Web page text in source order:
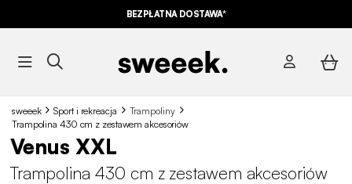
NA NASZE MEGA OFERTY Z KODEM
BEZPŁATNA DOSTAWA*
sweeek Sport i rekreacja
Trampoliny
Trampolina 430 cm z zestawem akcesoriów
Venus XXL
Trampolina 430 cm z zestawem akcesoriów